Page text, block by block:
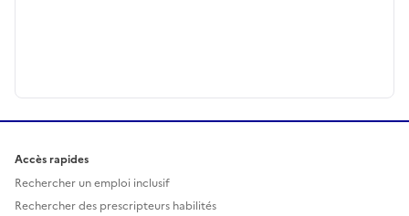
Accès rapides
Rechercher un emploi inclusif
Rechercher des prescripteurs habilités